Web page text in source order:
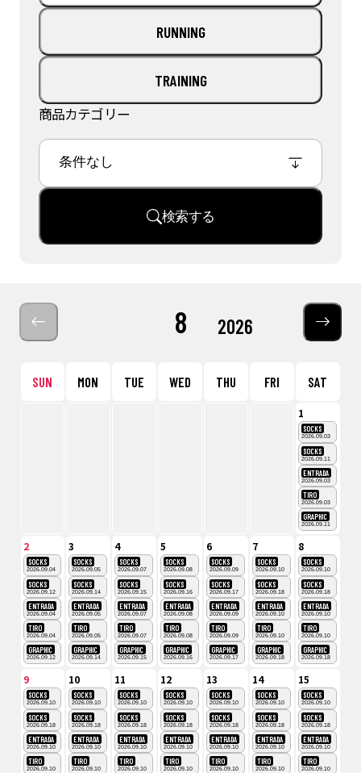
RUNNING
TRAINING
商品カテゴリー
検索する
8 2026
SUN MON TUE WED THU FRI SAT
1
SOCKS
2026.09.03
SOCKS
2026.09.11
ENTRADA
2026.09.03
TIRO
2026.09.03
GRAPHIC
2026.09.11
2
SOCKS
2026.09.04
SOCKS
2026.09.12
ENTRADA
2026.09.04
TIRO
2026.09.04
GRAPHIC
2026.09.12
3
SOCKS
2026.09.05
SOCKS
2026.09.14
ENTRADA
2026.09.05
TIRO
2026.09.05
GRAPHIC
2026.09.14
4
SOCKS
2026.09.07
SOCKS
2026.09.15
ENTRADA
2026.09.07
TIRO
2026.09.07
GRAPHIC
2026.09.15
5
SOCKS
2026.09.08
SOCKS
2026.09.16
ENTRADA
2026.09.08
TIRO
2026.09.08
GRAPHIC
2026.09.16
6
SOCKS
2026.09.09
SOCKS
2026.09.17
ENTRADA
2026.09.09
TIRO
2026.09.09
GRAPHIC
2026.09.17
7
SOCKS
2026.09.10
SOCKS
2026.09.18
ENTRADA
2026.09.10
TIRO
2026.09.10
GRAPHIC
2026.09.18
8
SOCKS
2026.09.10
SOCKS
2026.09.18
ENTRADA
2026.09.10
TIRO
2026.09.10
GRAPHIC
2026.09.18
9
SOCKS
2026.09.10
SOCKS
2026.09.18
ENTRADA
2026.09.10
TIRO
2026.09.10
10
SOCKS
2026.09.10
SOCKS
2026.09.18
ENTRADA
2026.09.10
TIRO
2026.09.10
11
SOCKS
2026.09.10
SOCKS
2026.09.18
ENTRADA
2026.09.10
TIRO
2026.09.10
12
SOCKS
2026.09.10
SOCKS
2026.09.18
ENTRADA
2026.09.10
TIRO
2026.09.10
13
SOCKS
2026.09.10
SOCKS
2026.09.18
ENTRADA
2026.09.10
TIRO
2026.09.10
14
SOCKS
2026.09.10
SOCKS
2026.09.18
ENTRADA
2026.09.10
TIRO
2026.09.10
15
SOCKS
2026.09.10
SOCKS
2026.09.18
ENTRADA
2026.09.10
TIRO
2026.09.10